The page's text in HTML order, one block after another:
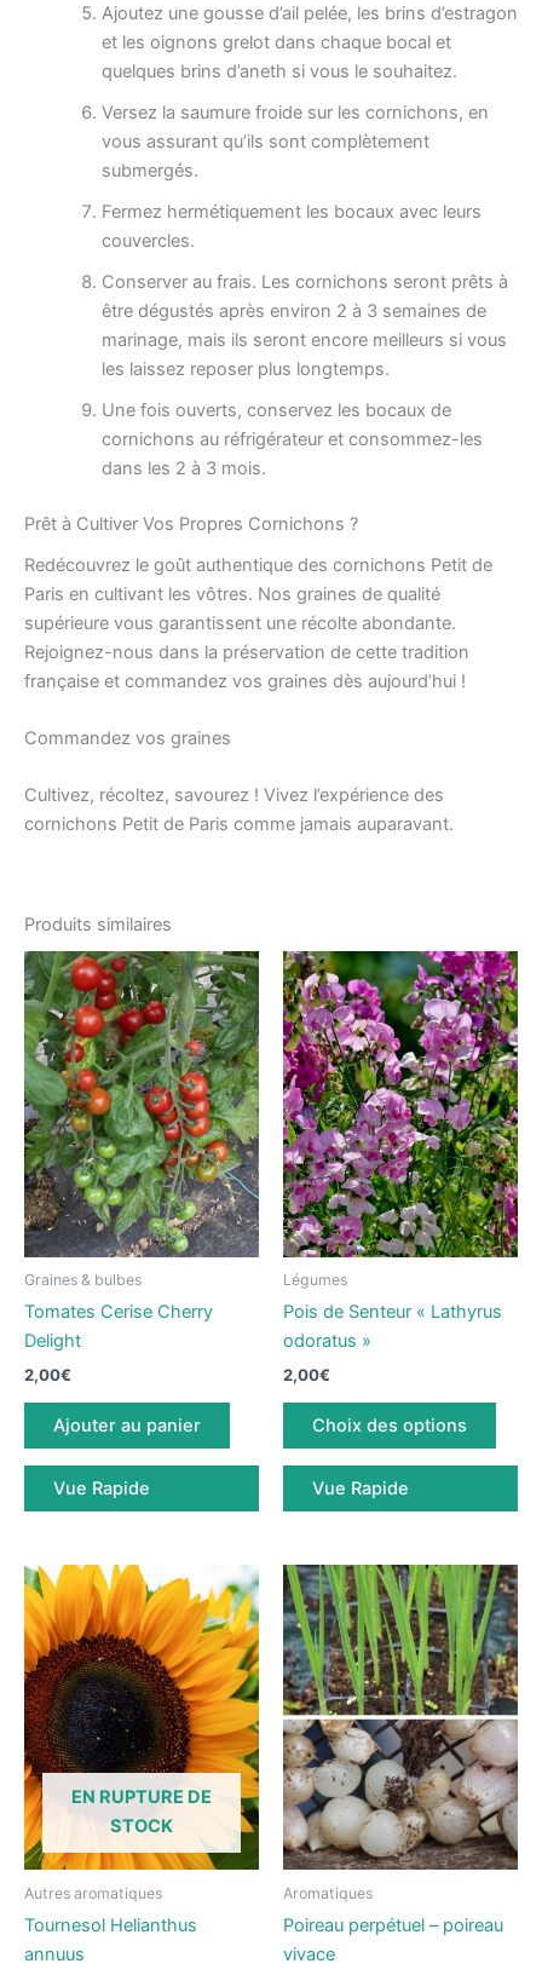
Ajoutez une gousse d’ail pelée, les brins d’estragon
et les oignons grelot dans chaque bocal et
quelques brins d’aneth si vous le souhaitez.
Versez la saumure froide sur les cornichons, en
vous assurant qu’ils sont complètement
submergés.
Fermez hermétiquement les bocaux avec leurs
couvercles.
Conserver au frais. Les cornichons seront prêts à
être dégustés après environ 2 à 3 semaines de
marinage, mais ils seront encore meilleurs si vous
les laissez reposer plus longtemps.
Une fois ouverts, conservez les bocaux de
cornichons au réfrigérateur et consommez-les
dans les 2 à 3 mois.
Prêt à Cultiver Vos Propres Cornichons ?
Redécouvrez le goût authentique des cornichons Petit de
Paris en cultivant les vôtres. Nos graines de qualité
supérieure vous garantissent une récolte abondante.
Rejoignez-nous dans la préservation de cette tradition
française et commandez vos graines dès aujourd’hui !
Commandez vos graines
Cultivez, récoltez, savourez ! Vivez l’expérience des
cornichons Petit de Paris comme jamais auparavant.
Produits similaires
Graines & bulbes
Tomates Cerise Cherry
Delight
2,00€
Ajouter au panier
Vue Rapide
Légumes
Pois de Senteur « Lathyrus
odoratus »
2,00€
Choix des options
Ce
a
être
sur
la
page
du
Vue Rapide
EN RUPTURE DE
STOCK
Autres aromatiques
Tournesol Helianthus
annuus
Aromatiques
Poireau perpétuel – poireau
vivace